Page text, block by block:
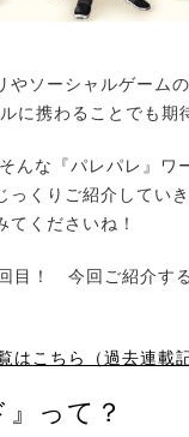
ソーシャルゲーム
に携わることでも期
んな『パレパレ』
っくりご紹介して
てくださいね！
目！ 今回ご紹介す
はこちら（過去連載
』って？